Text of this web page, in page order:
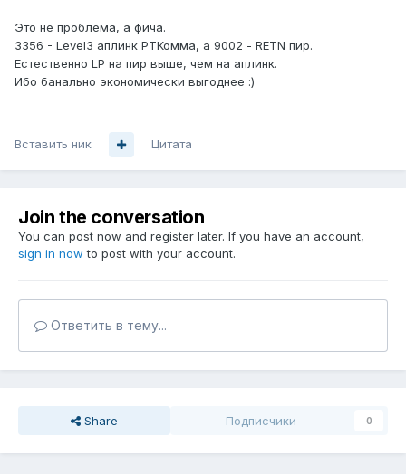
Это не проблема, а фича.
3356 - Level3 аплинк РТКомма, а 9002 - RETN пир.
Естественно LP на пир выше, чем на аплинк.
Ибо банально экономически выгоднее :)
Вставить ник Цитата
Join the conversation
You can post now and register later. If you have an account,
sign in now to post with your account.
Ответить в тему...
Share Подписчики 0